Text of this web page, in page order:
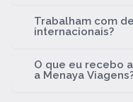
Trabalham com
internacionais?
O que eu recebo
a Menaya